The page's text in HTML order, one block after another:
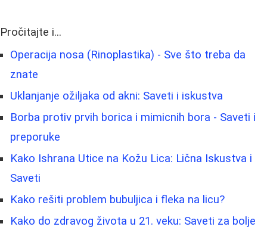
Pročitajte i...
Operacija nosa (Rinoplastika) - Sve što treba da
znate
Uklanjanje ožiljaka od akni: Saveti i iskustva
Borba protiv prvih borica i mimicnih bora - Saveti i
preporuke
Kako Ishrana Utice na Kožu Lica: Lična Iskustva i
Saveti
Kako rešiti problem bubuljica i fleka na licu?
Kako do zdravog života u 21. veku: Saveti za bolje